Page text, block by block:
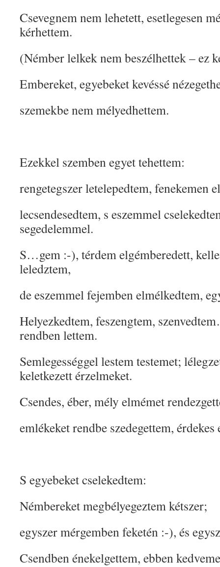
Csevegnem nem lehetett, esetlegesen
kérhettem.
(Némber lelkek nem beszélhettek –
Embereket, egyebeket kevéssé
szemekbe nem mélyedhettem.
Ezekkel szemben egyet tehettem:
rengetegszer letelepedtem, fenekemen
lecsendesedtem, s eszemmel
segedelemmel.
S…gem :-), térdem elgémberedett,
leledztem,
de eszemmel fejemben elmélkedtem,
Helyezkedtem, feszengtem,
rendben lettem.
Semlegességgel lestem testemet;
keletkezett érzelmeket.
Csendes, éber, mély elmémet
emlékeket rendbe szedegettem,
S egyebeket cselekedtem:
Némbereket megbélyegeztem kétszer;
egyszer mérgemben feketén :-), és
Csendben énekelgettem, ebben